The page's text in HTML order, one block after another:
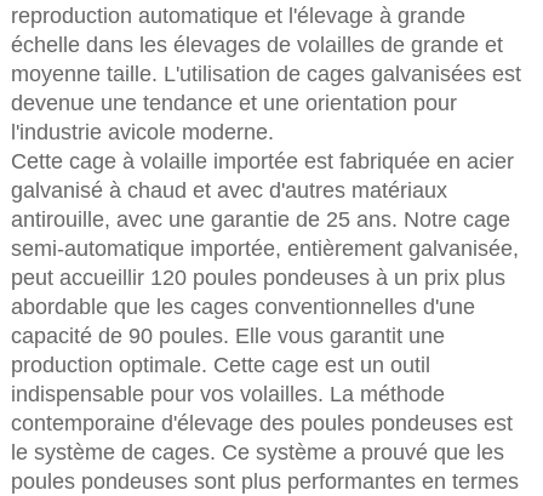
reproduction automatique et l'élevage à grande
échelle dans les élevages de volailles de grande et
moyenne taille. L'utilisation de cages galvanisées est
devenue une tendance et une orientation pour
l'industrie avicole moderne.
Cette cage à volaille importée est fabriquée en acier
galvanisé à chaud et avec d'autres matériaux
antirouille, avec une garantie de 25 ans. Notre cage
semi-automatique importée, entièrement galvanisée,
peut accueillir 120 poules pondeuses à un prix plus
abordable que les cages conventionnelles d'une
capacité de 90 poules. Elle vous garantit une
production optimale. Cette cage est un outil
indispensable pour vos volailles. La méthode
contemporaine d'élevage des poules pondeuses est
le système de cages. Ce système a prouvé que les
poules pondeuses sont plus performantes en termes